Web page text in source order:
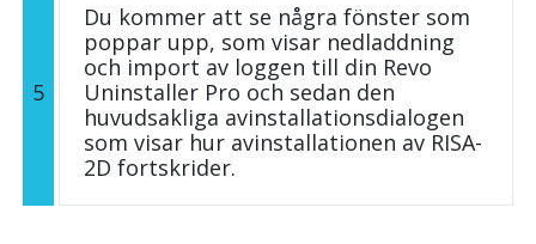
5
Du kommer att se några fönster som
poppar upp, som visar nedladdning
och import av loggen till din Revo
Uninstaller Pro och sedan den
huvudsakliga avinstallationsdialogen
som visar hur avinstallationen av RISA-
2D fortskrider.